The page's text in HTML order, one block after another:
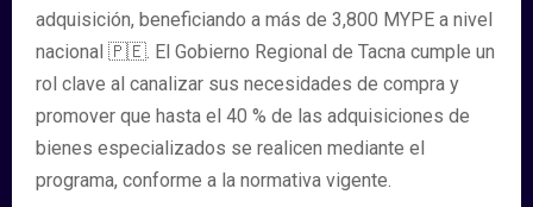
adquisición, beneficiando a más de 3,800 MYPE a nivel
nacional 🇵🇪. El Gobierno Regional de Tacna cumple un
rol clave al canalizar sus necesidades de compra y
promover que hasta el 40 % de las adquisiciones de
bienes especializados se realicen mediante el
programa, conforme a la normativa vigente.